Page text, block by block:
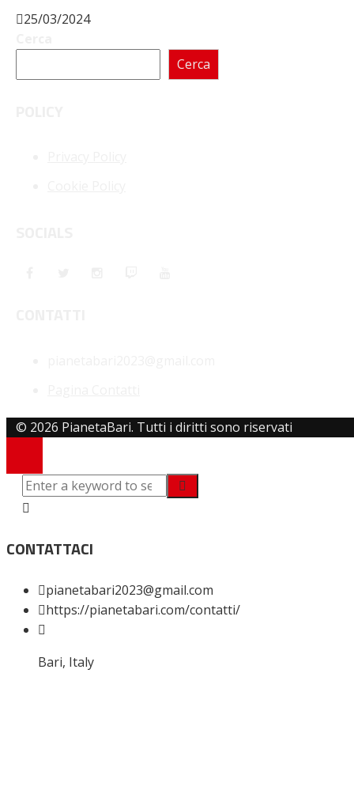
25/03/2024
Cerca
© 2026 PianetaBari. Tutti i diritti sono riservati
CONTATTACI
pianetabari2023@gmail.com
https://pianetabari.com/contatti/
Bari, Italy